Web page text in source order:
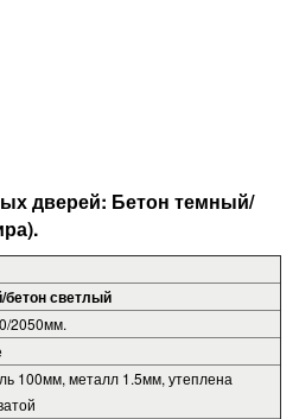
дверей: Бетон темный/
светлый
2050мм.
100мм, металл 1.5мм, утеплена